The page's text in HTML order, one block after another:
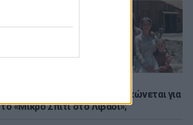
Explainer: Γιατί η Αμερική τσακώνεται για
το «Μικρό Σπίτι στο Λιβάδι»;